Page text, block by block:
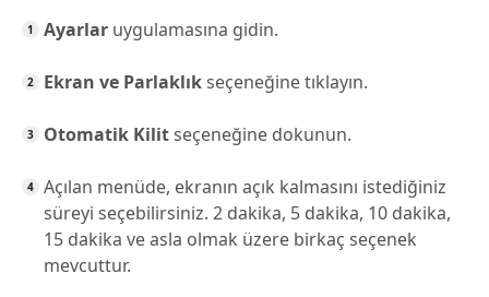
Ayarlar uygulamasına gidin.
Ekran ve Parlaklıkseçeneğine tıklayın.
Otomatik Kilitseçeneğine dokunun.
Açılan menüde, ekranın açık kalmasını istediğiniz
süreyi seçebilirsiniz. 2 dakika, 5 dakika, 10 dakika,
15 dakika ve asla olmak üzere birkaç seçenek
mevcuttur.